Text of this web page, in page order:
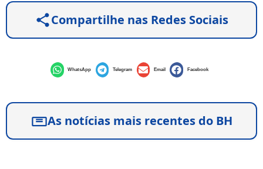
Compartilhe nas Redes Sociais
WhatsApp Telegram Email Facebook
As notícias mais recentes do BH